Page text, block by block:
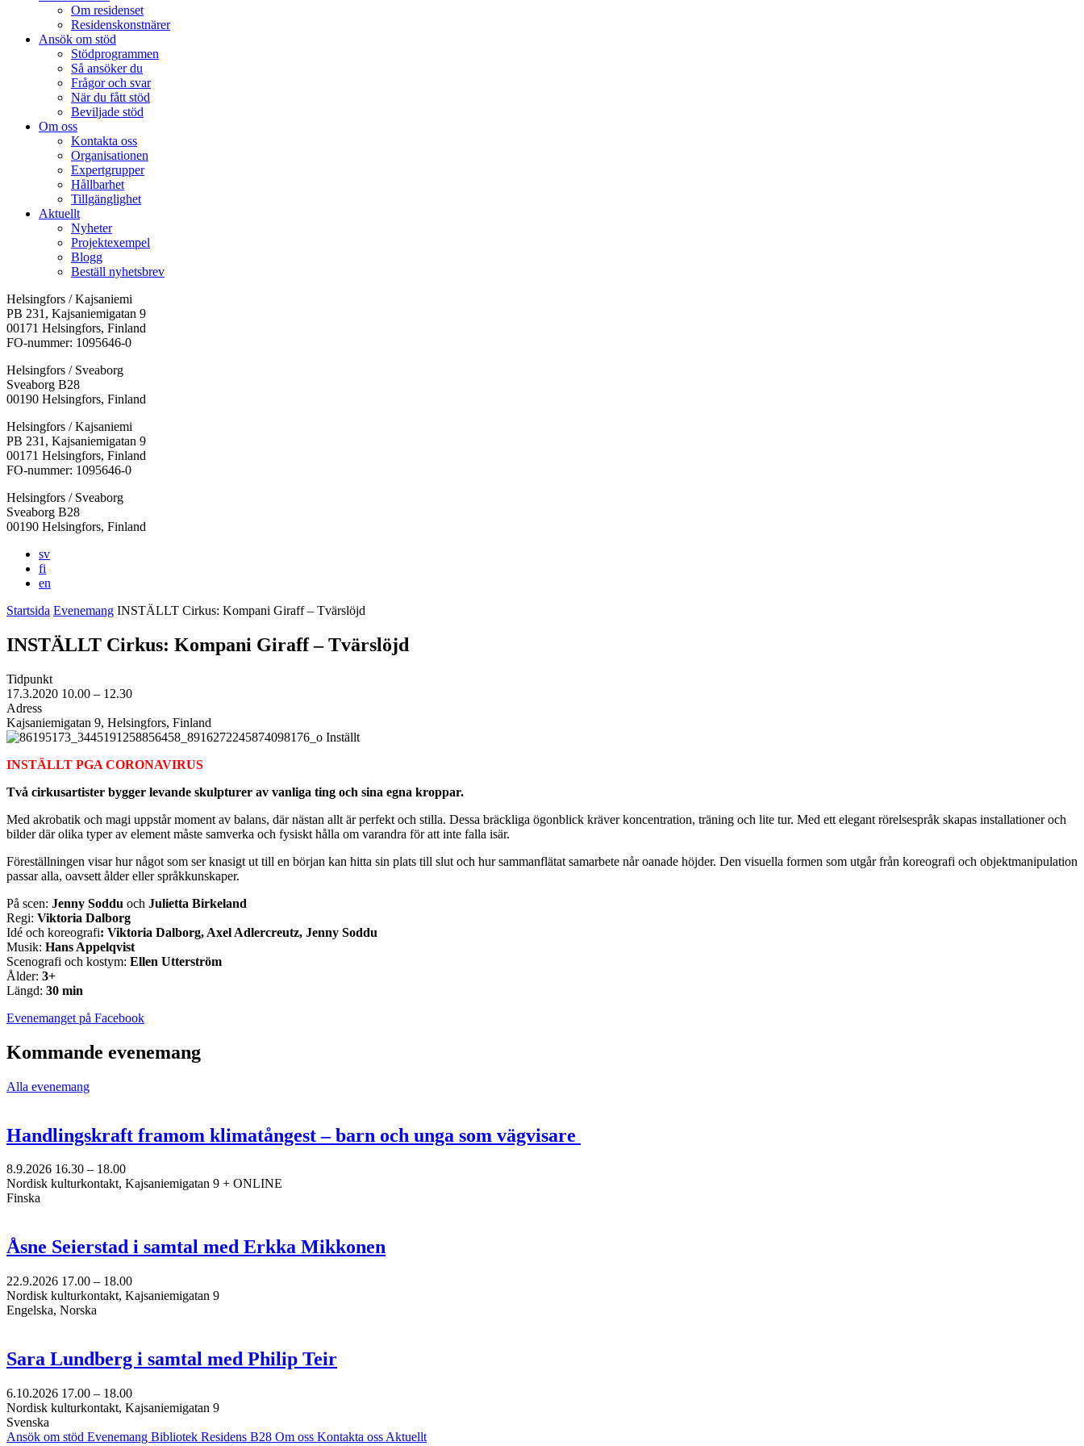
Om residenset
Residenskonstnärer
Ansök om stöd
Stödprogrammen
Så ansöker du
Frågor och svar
När du fått stöd
Beviljade stöd
Om oss
Kontakta oss
Organisationen
Expertgrupper
Hållbarhet
Tillgänglighet
Aktuellt
Nyheter
Projektexempel
Blogg
Beställ nyhetsbrev
Helsingfors / Kajsaniemi
PB 231, Kajsaniemigatan 9
00171 Helsingfors, Finland
FO-nummer: 1095646-0
Helsingfors / Sveaborg
Sveaborg B28
00190 Helsingfors, Finland
Facebook:
Öppnas
i
en
flik
Instagram:
Öppnas
i
en
flik
TikTok:
Öppnas
i
en
flik
Youtube:
Öppnas
i
en
flik
Vimeo:
Öppnas
i
en
flik
Helsingfors / Kajsaniemi
PB 231, Kajsaniemigatan 9
00171 Helsingfors, Finland
FO-nummer: 1095646-0
Helsingfors / Sveaborg
Sveaborg B28
00190 Helsingfors, Finland
sv
fi
en
Startsida Evenemang INSTÄLLT Cirkus: Kompani Giraff – Tvärslöjd
INSTÄLLT Cirkus: Kompani Giraff – Tvärslöjd
Tidpunkt
17.3.2020 10.00 – 12.30
Adress
Kajsaniemigatan 9, Helsingfors, Finland
Inställt
INSTÄLLT PGA CORONAVIRUS
Två cirkusartister bygger levande skulpturer av vanliga ting och sina egna kroppar.
Med akrobatik och magi uppstår moment av balans, där nästan allt är perfekt och stilla. Dessa bräckliga ögonblick kräver koncentration, träning och lite tur. Med ett elegant rörelsespråk skapas installationer och
bilder där olika typer av element måste samverka och fysiskt hålla om varandra för att inte falla isär.
Föreställningen visar hur något som ser knasigt ut till en början kan hitta sin plats till slut och hur sammanflätat samarbete når oanade höjder. Den visuella formen som utgår från koreografi och objektmanipulation
passar alla, oavsett ålder eller språkkunskaper.
På scen: Jenny Soddu och Julietta Birkeland
Regi: Viktoria Dalborg
Idé och koreografi: Viktoria Dalborg, Axel Adlercreutz, Jenny Soddu
Musik: Hans Appelqvist
Scenografi och kostym: Ellen Utterström
Ålder: 3+
Längd: 30 min
Evenemanget på FacebookÖppnas
ny
Kommande evenemang
Alla evenemang
Handlingskraft framom klimatångest – barn och unga som vägvisare
8.9.2026 16.30 – 18.00
Nordisk kulturkontakt, Kajsaniemigatan 9 + ONLINE
Finska
Åsne Seierstad i samtal med Erkka Mikkonen
22.9.2026 17.00 – 18.00
Nordisk kulturkontakt, Kajsaniemigatan 9
Engelska, Norska
Sara Lundberg i samtal med Philip Teir
6.10.2026 17.00 – 18.00
Nordisk kulturkontakt, Kajsaniemigatan 9
Svenska
Ansök om stöd Evenemang Bibliotek Residens B28 Om oss Kontakta oss Aktuellt